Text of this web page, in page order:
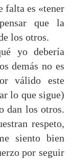
falta es «tener
que la
los otros.
yo debería
demás no es
válido este
lo que sigue)
dan los otros.
respeto,
siento bien
por seguir